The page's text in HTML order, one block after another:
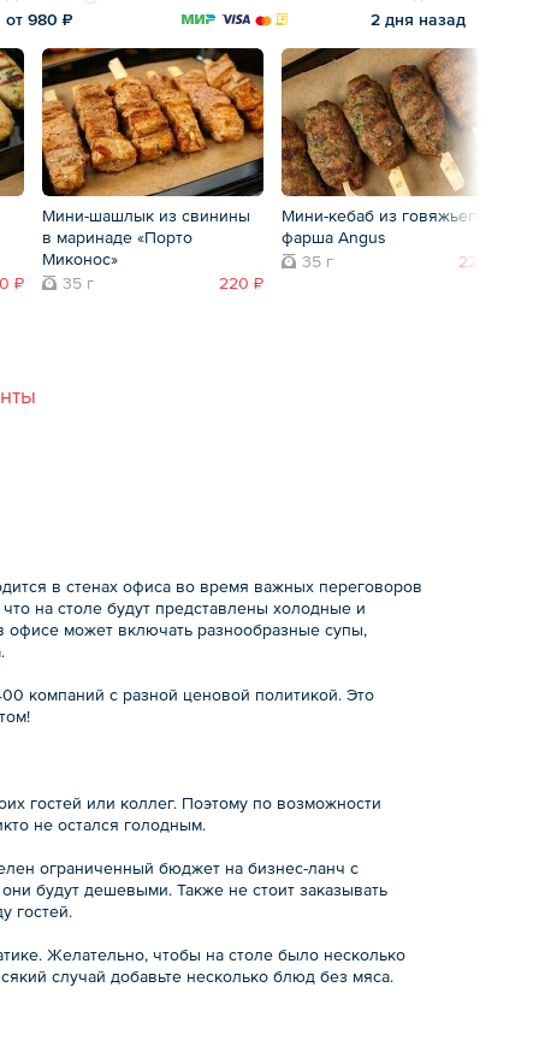
от 980 ₽ 2 дня назад
₽
Мини-шашлык из свинины
в маринаде «Порто
Миконос»
35 г
220 ₽
Мини-кебаб из говяжьего
фарша Angus
35 г
220 ₽
в стенах офиса во время важных переговоров
на столе будут представлены холодные и
офисе может включать разнообразные супы,
компаний с разной ценовой политикой. Это
гостей или коллег. Поэтому по возможности
не остался голодным.
ограниченный бюджет на бизнес-ланч с
будут дешевыми. Также не стоит заказывать
гостей.
Желательно, чтобы на столе было несколько
случай добавьте несколько блюд без мяса.